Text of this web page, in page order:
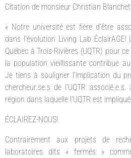
Citation de monsieur Christian
« Notre université est fière d’être
dans l’évolution Living Lab ÉclairAGE!
Québec à Trois-Rivières (UQTR) pour
la population vieillissante contribue
Je tiens à souligner l’implication du
chercheur.se.s de l’UQTR
région dans laquelle l’UQTR est
ÉCLAIREZ-NOUS!
Contrairement aux projets de
laboratoires dits « fermés »